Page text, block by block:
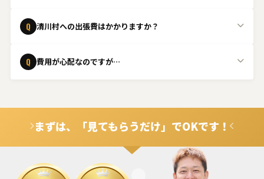
根修理であれば1日〜数日程度で完了することが多いで
Q 清川村への出張費はかかりますか？
ください。
Q 費用が心配なのですが…
い。
まずは、「見てもらうだけ」でOKです！